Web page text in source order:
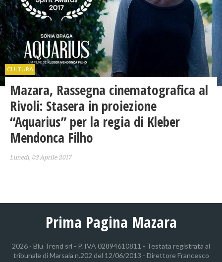
CULTURA
Mazara, Rassegna cinematografica al
Rivoli: Stasera in proiezione
“Aquarius” per la regia di Kleber
Mendonca Filho
Lunedì, 03 Aprile 2017
Prima Pagina Mazara
2026 - Blu Trend srl - P. IVA 02894610811 - Testata registrata al
tribunale di Marsala n.202 del 12/06/2013 - Direttore Francesco